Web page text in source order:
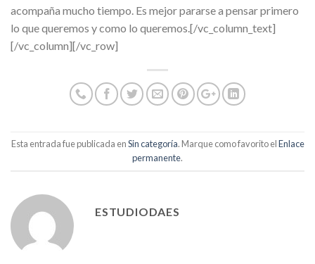
acompaña mucho tiempo. Es mejor pararse a pensar primero
lo que queremos y como lo queremos.[/vc_column_text]
[/vc_column][/vc_row]
Esta entrada fue publicada enSin categoría. Marque como favorito elEnlace
permanente.
ESTUDIODAES